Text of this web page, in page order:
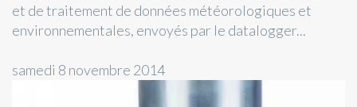
et de traitement de données météorologiques et
environnementales, envoyés par le datalogger...
samedi 8 novembre 2014